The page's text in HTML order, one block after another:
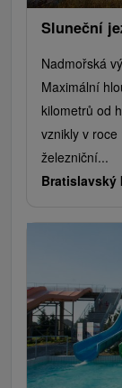
Sluneční
Nadmořská
Maximální
kilometrů od
vznikly v
železniční...
Bratislavský